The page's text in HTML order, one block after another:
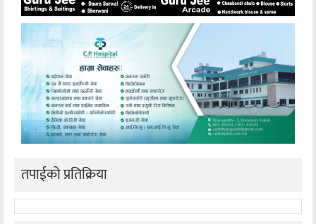
तपाईको प्रतिक्रिया